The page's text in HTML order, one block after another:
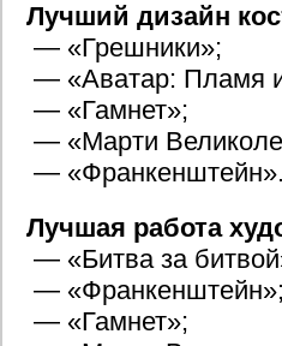
Лучший дизайн
— «Грешники»;
— «Аватар: Пламя
— «Гамнет»;
— «Марти
— «Франкенштейн».
Лучшая работа
— «Битва за
— «Франкенштейн»;
— «Гамнет»;